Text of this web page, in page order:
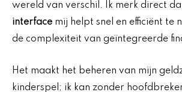
wereld van verschil. Ik merk direct
interface mij helpt snel en efficiënt te
de complexiteit van geïntegreerde
Het maakt het beheren van mijn
kinderspel; ik kan zonder